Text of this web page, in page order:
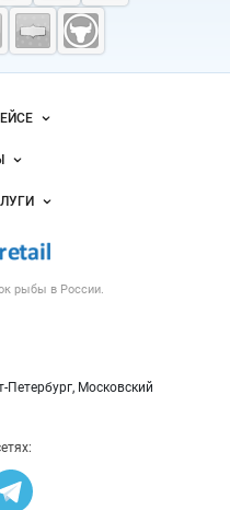
—
рыбы в России.
Петербург, Московский
данных